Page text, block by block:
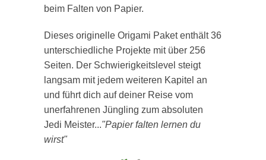
beim Falten von Papier.
Dieses originelle Origami Paket enthält 36
unterschiedliche Projekte mit über 256
Seiten. Der Schwierigkeitslevel steigt
langsam mit jedem weiteren Kapitel an
und führt dich auf deiner Reise vom
unerfahrenen Jüngling zum absoluten
Jedi Meister..."Papier falten lernen du
wirst"